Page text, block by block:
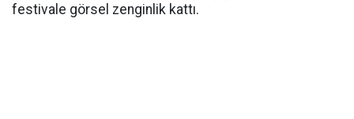
festivale görsel zenginlik kattı.